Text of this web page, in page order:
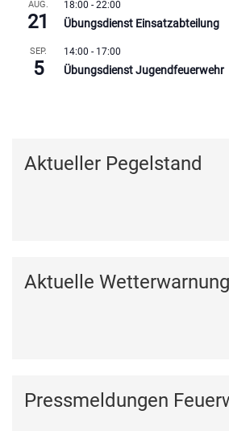
AUG.
21
18:00 - 22:00
Übungsdienst Einsatzabteilung
SEP.
5
14:00 - 17:00
Übungsdienst Jugendfeuerwehr
Aktueller Pegelstand
Aktuelle
Pressmeldungen